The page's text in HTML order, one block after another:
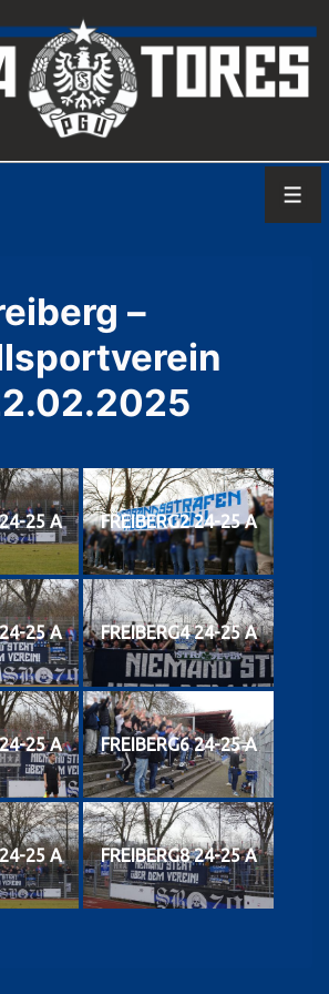
–
25 A FREIBERG2 24-25 A
25 A FREIBERG4 24-25 A
25 A FREIBERG6 24-25 A
25 A FREIBERG8 24-25 A